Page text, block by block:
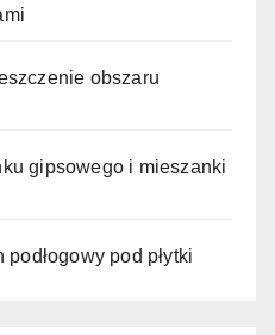
obszaru
gipsowego i mieszanki
podłogowy pod płytki